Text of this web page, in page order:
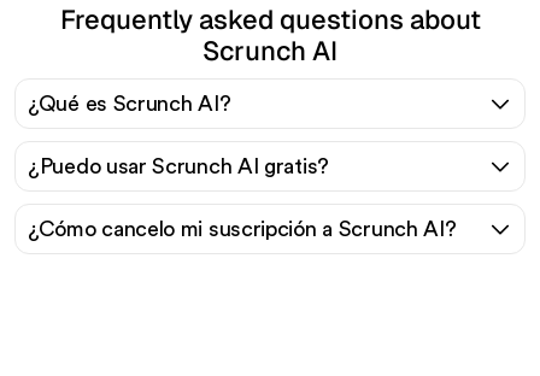
Frequently asked questions about
Scrunch AI
¿Qué es Scrunch AI?
¿Puedo usar Scrunch AI gratis?
¿Cómo cancelo mi suscripción a Scrunch AI?